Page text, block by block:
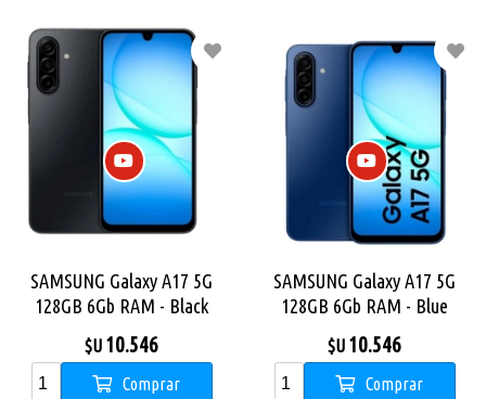
SAMSUNG Galaxy A17 5G
128GB 6Gb RAM - Black
$U 10.546
Comprar
SAMSUNG Galaxy A17 5G
128GB 6Gb RAM - Blue
$U 10.546
Comprar